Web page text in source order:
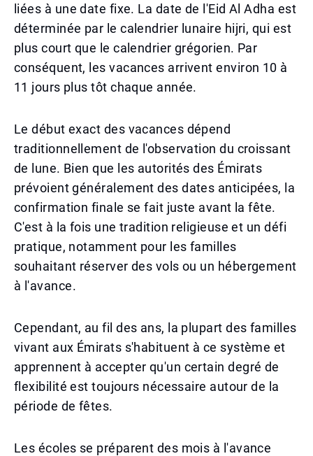
liées à une date fixe. La date de l'Eid Al Adha est
déterminée par le calendrier lunaire hijri, qui est
plus court que le calendrier grégorien. Par
conséquent, les vacances arrivent environ 10 à
11 jours plus tôt chaque année.
Le début exact des vacances dépend
traditionnellement de l'observation du croissant
de lune. Bien que les autorités des Émirats
prévoient généralement des dates anticipées, la
confirmation finale se fait juste avant la fête.
C'est à la fois une tradition religieuse et un défi
pratique, notamment pour les familles
souhaitant réserver des vols ou un hébergement
à l'avance.
Cependant, au fil des ans, la plupart des familles
vivant aux Émirats s'habituent à ce système et
apprennent à accepter qu'un certain degré de
flexibilité est toujours nécessaire autour de la
période de fêtes.
Les écoles se préparent des mois à l'avance